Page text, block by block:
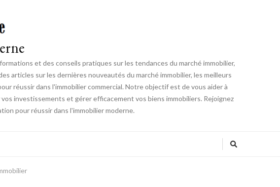
et des conseils pratiques sur les tendances du marché immobilier,
articles sur les dernières nouveautés du marché immobilier, les meilleurs
réussir dans l'immobilier commercial. Notre objectif est de vous aider à
investissements et gérer efficacement vos biens immobiliers. Rejoignez
pour réussir dans l'immobilier moderne.